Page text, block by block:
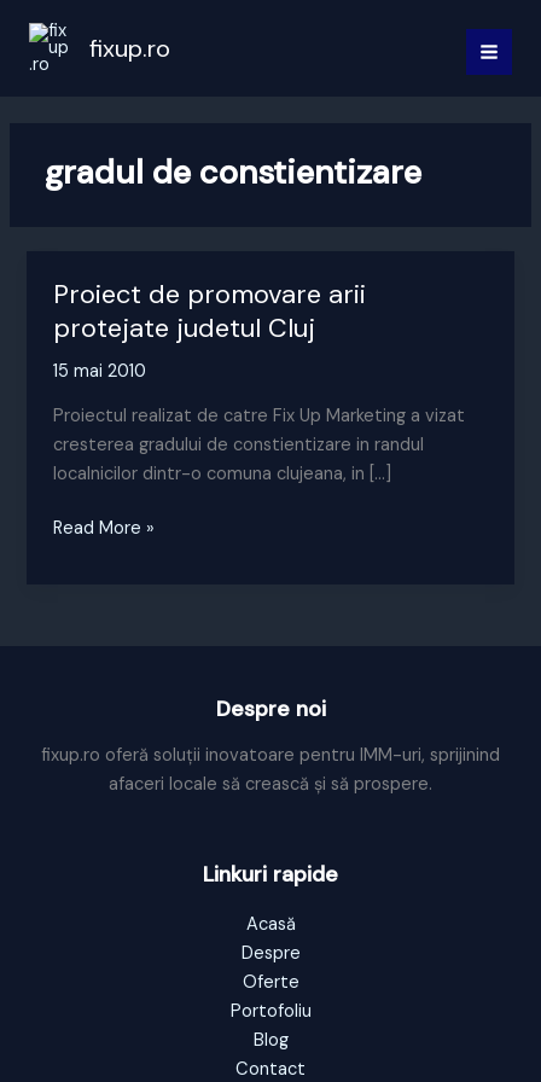
content
fixup.ro
gradul de constientizare
Proiect de promovare arii
protejate judetul Cluj
15 mai 2010
Proiectul realizat de catre Fix Up Marketing a vizat
cresterea gradului de constientizare in randul
localnicilor dintr-o comuna clujeana, in […]
Proiect
Read More »
Despre noi
fixup.ro oferă soluții inovatoare pentru IMM-uri, sprijinind
afaceri locale să crească și să prospere.
Linkuri rapide
Acasă
Despre
Oferte
Portofoliu
Blog
Contact